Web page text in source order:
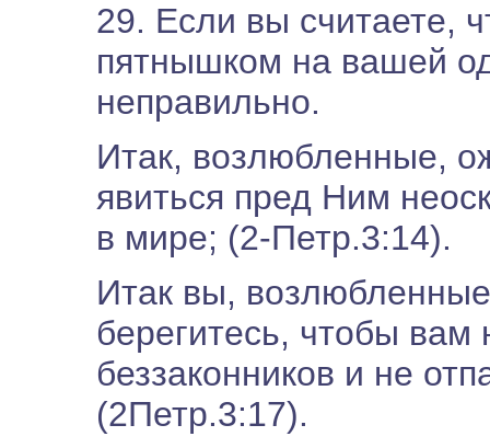
29. Если вы считаете,
пятнышком на вашей
неправильно.
Итак, возлюбленные,
явиться пред Ним
в мире; (2-Петр.3:14).
Итак вы,
берегитесь, чтобы
беззаконников и не
(2Петр.3:17).